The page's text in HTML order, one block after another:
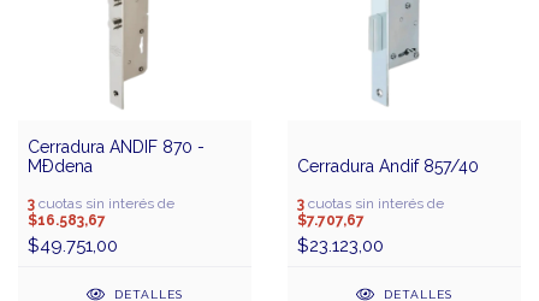
Cerradura ANDIF 870 -
MÐdena
3 cuotas sin interés de
$16.583,67
$49.751,00
DETALLES
Cerradura Andif 857/40
3 cuotas sin interés de
$7.707,67
$23.123,00
DETALLES